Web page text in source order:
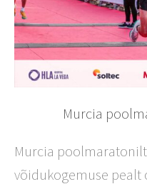
Murcia
Murcia
võidukogemuse pealt